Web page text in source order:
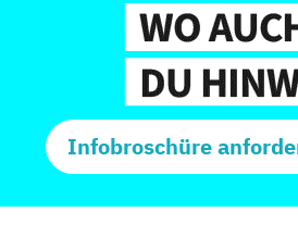
Infobroschüre